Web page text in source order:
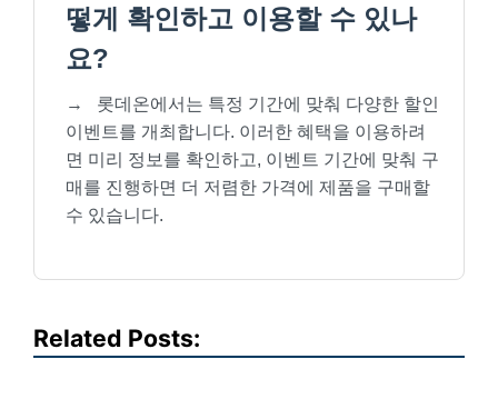
떻게 확인하고 이용할 수 있나
요?
→
롯데온에서는 특정 기간에 맞춰 다양한 할인
이벤트를 개최합니다. 이러한 혜택을 이용하려
면 미리 정보를 확인하고, 이벤트 기간에 맞춰 구
매를 진행하면 더 저렴한 가격에 제품을 구매할
수 있습니다.
Related Posts: